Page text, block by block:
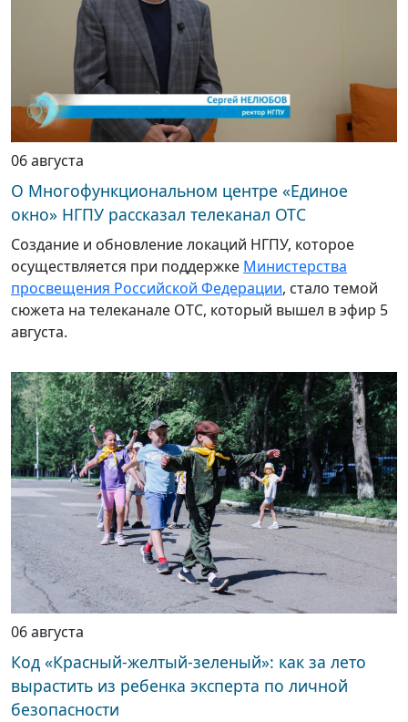
06 августа
О Многофункциональном центре «Единое
окно» НГПУ рассказал телеканал ОТС
Создание и обновление локаций НГПУ, которое
осуществляется при поддержке Министерства
просвещения Российской Федерации, стало темой
сюжета на телеканале ОТС, который вышел в эфир 5
августа.
06 августа
Код «Красный-желтый-зеленый»: как за лето
вырастить из ребенка эксперта по личной
безопасности